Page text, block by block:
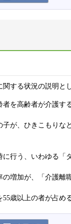
関する状況の説明と
者を高齢者が介護す
子が、ひきこもりな
に行う、いわゆる「
の増加が、「介護離
55歳以上の者が占め